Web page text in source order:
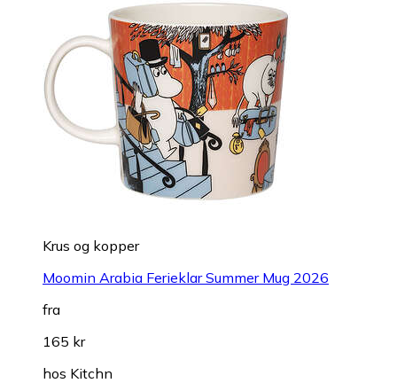
Krus og kopper
Moomin Arabia Ferieklar Summer Mug 2026
fra
165 kr
hos Kitchn